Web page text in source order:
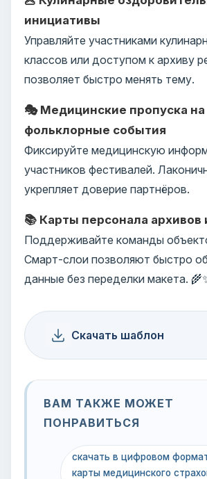
инициативы
Управляйте участниками
классов или доступом к архиву
позволяет быстро менять тему.
🎭 Медицинские пропуска на
фольклорные события
Фиксируйте медицинскую
участников фестивалей.
укрепляет доверие партнёров.
📚 Карты персонала архивов
Поддерживайте команды
Смарт-слои позволяют быстро
данные без переделки макета.
Скачать шаблон
ВАМ ТАКЖЕ МОЖЕТ
ПОНРАВИТЬСЯ
скачать в цифровом
карты медицинского